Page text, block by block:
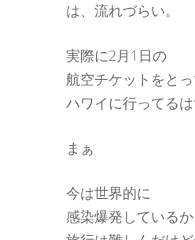
は、流れづらい。
実際に2月1日の
航空チケットをと
ハワイに行ってるは
まぁ
今は世界的に
感染爆発しているか